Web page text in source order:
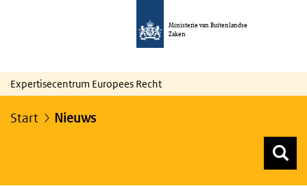
Ministerie van Buitenlandse
Zaken
Expertisecentrum Europees Recht
Start Nieuws